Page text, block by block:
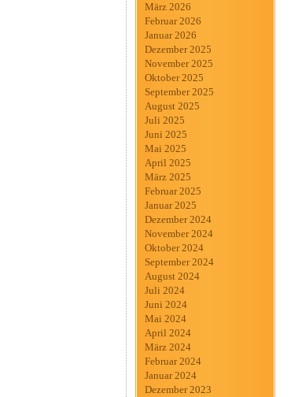
März 2026
Februar 2026
Januar 2026
Dezember 2025
November 2025
Oktober 2025
September 2025
August 2025
Juli 2025
Juni 2025
Mai 2025
April 2025
März 2025
Februar 2025
Januar 2025
Dezember 2024
November 2024
Oktober 2024
September 2024
August 2024
Juli 2024
Juni 2024
Mai 2024
April 2024
März 2024
Februar 2024
Januar 2024
Dezember 2023